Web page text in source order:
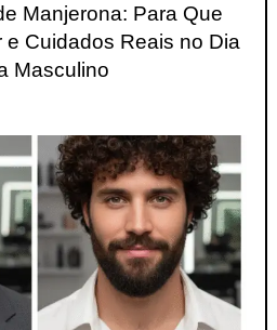
Manjerona: Para Que
e Cuidados Reais no Dia
Masculino